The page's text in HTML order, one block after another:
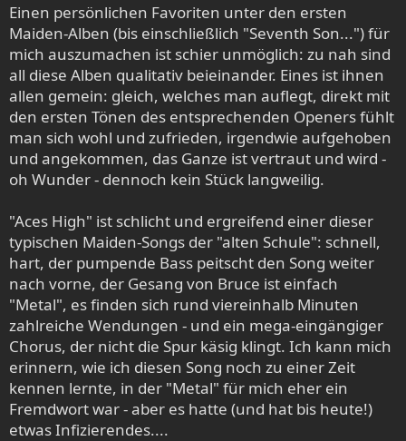
Einen persönlichen Favoriten unter den ersten
Maiden-Alben (bis einschließlich "Seventh Son...") für
mich auszumachen ist schier unmöglich: zu nah sind
all diese Alben qualitativ beieinander. Eines ist ihnen
allen gemein: gleich, welches man auflegt, direkt mit
den ersten Tönen des entsprechenden Openers fühlt
man sich wohl und zufrieden, irgendwie aufgehoben
und angekommen, das Ganze ist vertraut und wird -
oh Wunder - dennoch kein Stück langweilig.
"Aces High" ist schlicht und ergreifend einer dieser
typischen Maiden-Songs der "alten Schule": schnell,
hart, der pumpende Bass peitscht den Song weiter
nach vorne, der Gesang von Bruce ist einfach
"Metal", es finden sich rund viereinhalb Minuten
zahlreiche Wendungen - und ein mega-eingängiger
Chorus, der nicht die Spur käsig klingt. Ich kann mich
erinnern, wie ich diesen Song noch zu einer Zeit
kennen lernte, in der "Metal" für mich eher ein
Fremdwort war - aber es hatte (und hat bis heute!)
etwas Infizierendes....